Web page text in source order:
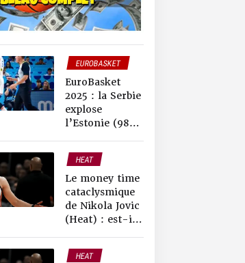
EUROBASKET
EuroBasket
2025 : la Serbie
explose
l’Estonie (98-
suspense aura
duré deux
minutes
HEAT
Le money time
cataclysmique
de Nikola Jovic
(Heat) : est-il
faire pire ?
HEAT